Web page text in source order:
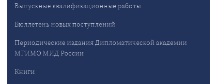
Выпускные квалификационные работы
Бюллетень новых поступлений
Периодические издания Дипломатической академии
МГИМО МИД России
Книги